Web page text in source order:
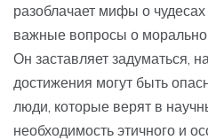
разоблачает мифы о
важные вопросы о
Он заставляет задуматься,
достижения могут быть
люди, которые верят в
необходимость этичного и